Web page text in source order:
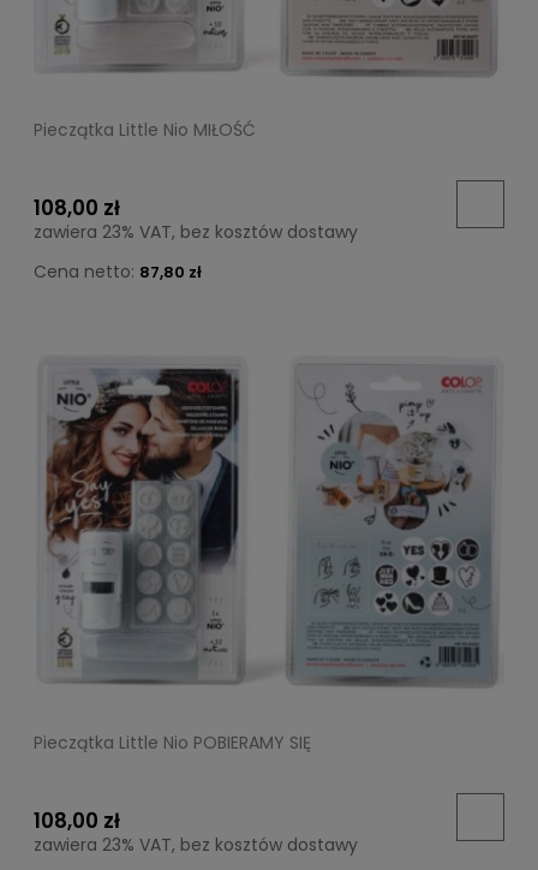
Pieczątka Little Nio MIŁOŚĆ
108,00 zł
zawiera 23% VAT, bez kosztów dostawy
Cena netto: 87,80 zł
Pieczątka Little Nio POBIERAMY SIĘ
108,00 zł
zawiera 23% VAT, bez kosztów dostawy